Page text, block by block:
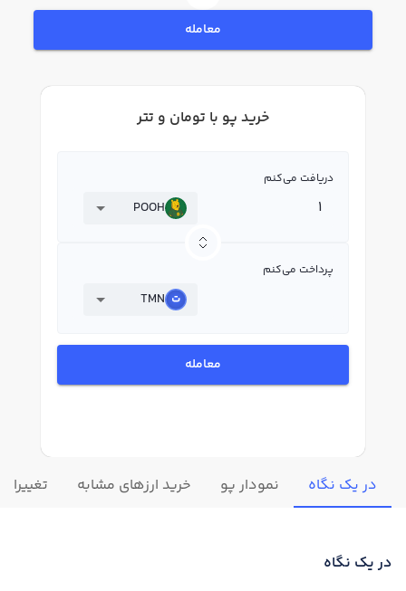
تصمیمات بهتری در معاملات خود بگیرید.
معامله
خرید پو با تومان و تتر
دریافت می‌کنم
POOH
پرداخت می‌کنم
TMN
معامله
در یک نگاه نمودار پو خرید ارزهای مشابه
در یک نگاه